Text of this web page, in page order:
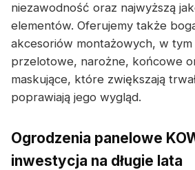
niezawodność oraz najwyższą
elementów. Oferujemy także
akcesoriów montażowych, w tym
przelotowe, narożne, końcowe
maskujące, które zwiększają
poprawiają jego wygląd.
Ogrodzenia panelowe
inwestycja na długie lata